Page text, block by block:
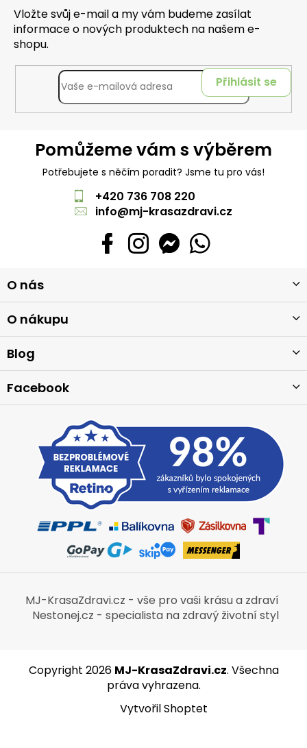
Vložte svůj e-mail a my vám budeme zasílat
informace o nových produktech na našem e-
shopu.
Přihlásit se
Pomůžeme vám s výběrem
Potřebujete s něčím poradit? Jsme tu pro vás!
+420 736 708 220
info@mj-krasazdravi.cz
á
p
a
t
O nás
O nákupu
Blog
Facebook
MJ-KrasaZdravi.cz - vše pro vaši krásu a zdraví
Nestonej.cz - specialista na zdravý životní styl
Vytvořil Shoptet
Copyright 2026 MJ-KrasaZdravi.cz. Všechna
práva vyhrazena.